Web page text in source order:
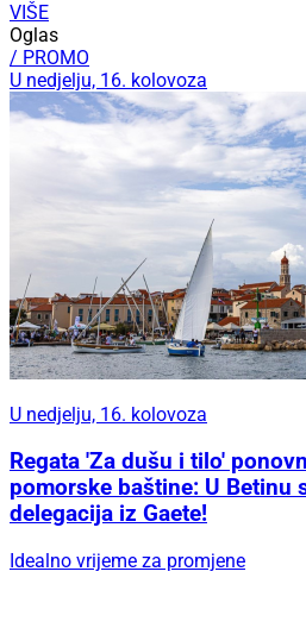
VIŠE
Oglas
/ PROMO
U nedjelju, 16. kolovoza
U nedjelju, 16. kolovoza
Regata 'Za dušu i tilo'
pomorske baštine: U Betinu
delegacija iz Gaete!
Idealno vrijeme za promjene